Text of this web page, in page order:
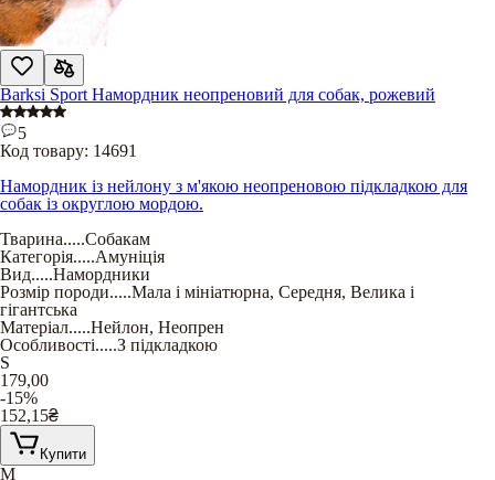
Barksi Sport Намордник неопреновий для собак, рожевий
5
Код товару: 14691
Намордник із нейлону з м'якою неопреновою підкладкою для
собак із округлою мордою.
Тварина.....Собакам
Категорія.....Амуніція
Вид.....Намордники
Розмір породи.....Мала і мініатюрна, Середня, Велика і
гігантська
Матеріал.....Нейлон, Неопрен
Особливості.....З підкладкою
S
179,00
-15%
152,15₴
Купити
M